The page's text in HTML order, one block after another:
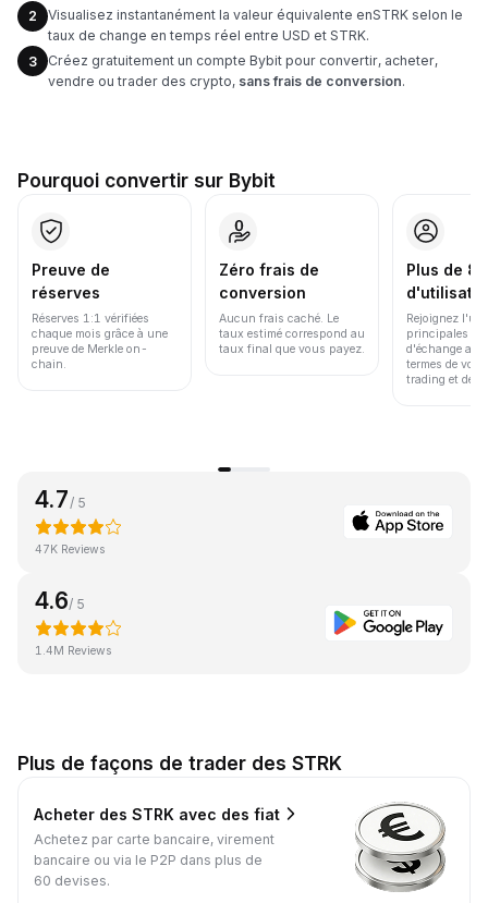
2
Visualisez instantanément la valeur équivalente enSTRK selon le
taux de change en temps réel entre USD et STRK.
3
Créez gratuitement un compte Bybit pour convertir, acheter,
vendre ou trader des crypto, sans frais de conversion.
Pourquoi convertir sur Bybit
Preuve de
réserves
Réserves 1:1 vérifiées
chaque mois grâce à une
preuve de Merkle on-
chain.
Zéro frais de
conversion
Aucun frais caché. Le
taux estimé correspond au
taux final que vous payez.
Plus de
Rejoignez
principales
d'échange au
termes de
trading et de
4.7 / 5
47K Reviews
4.6/ 5
1.4M Reviews
Plus de façons de trader des STRK
Acheter des STRK avec des fiat
Achetez par carte bancaire, virement
bancaire ou via le P2P dans plus de
60 devises.